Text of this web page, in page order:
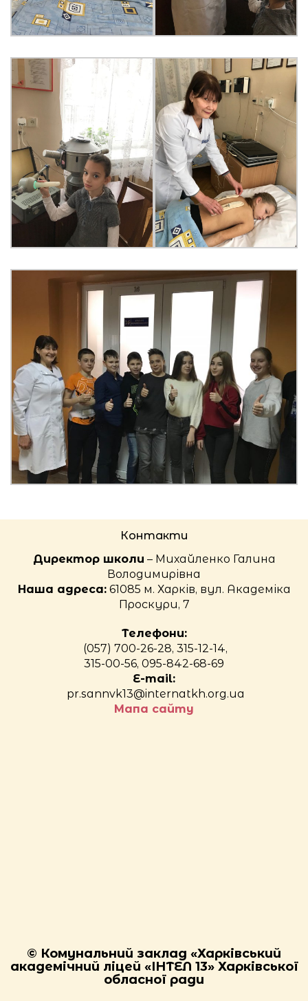
Контакти
Директор школи – Михайленко Галина
Володимирівна
Наша адреса:61085 м. Харків, вул. Академіка
Проскури, 7
Телефони:
(057) 700-26-28, 315-12-14,
315-00-56, 095-842-68-69
E-mail:
pr.sannvk13@internatkh.org.ua
Мапа сайту
© Комунальний заклад «Харківський
академічний ліцей «ІНТЕЛ 13» Харківської
обласної ради